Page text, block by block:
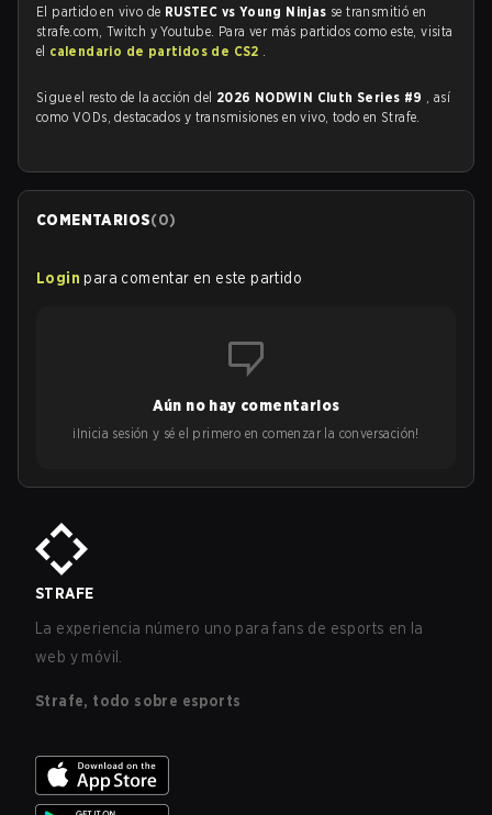
El partido en vivo de RUSTEC vs Young Ninjas se transmitió en
strafe.com, Twitch y Youtube. Para ver más partidos como este, visita
el calendario de partidos de CS2 .
Sigue el resto de la acción del 2026 NODWIN Cluth Series #9 , así
como VODs, destacados y transmisiones en vivo, todo en Strafe.
COMENTARIOS(0)
Login para comentar en este partido
Aún no hay comentarios
¡Inicia sesión y sé el primero en comenzar la conversación!
STRAFE
La experiencia número uno para fans de esports en la
web y móvil.
Strafe, todo sobre esports